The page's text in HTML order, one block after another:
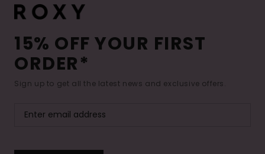
15% OFF YOUR FIRST
ORDER*
Sign up to get all the latest news and exclusive offers.